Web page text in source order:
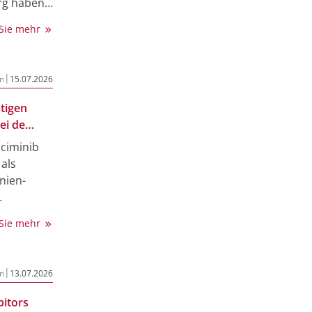
B-
ihre
oder
Dr.
PD
des
mehr
| 15.07.2026
de
Daten
hat
mehr
| 13.07.2026